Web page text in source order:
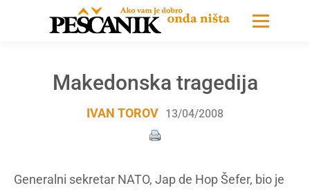
Makedonska tragedija
IVAN TOROV 13/04/2008
Generalni sekretar NATO, Jap de Hop Šefer, bio je